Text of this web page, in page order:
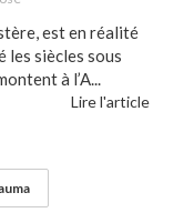
est en réalité
les siècles sous
à l’A...
Lire l'article